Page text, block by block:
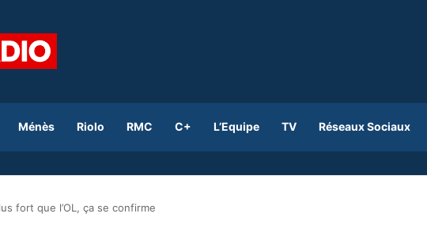
Ménès Riolo RMC C+ L’Equipe TV Réseaux Sociaux
fort que l’OL, ça se confirme